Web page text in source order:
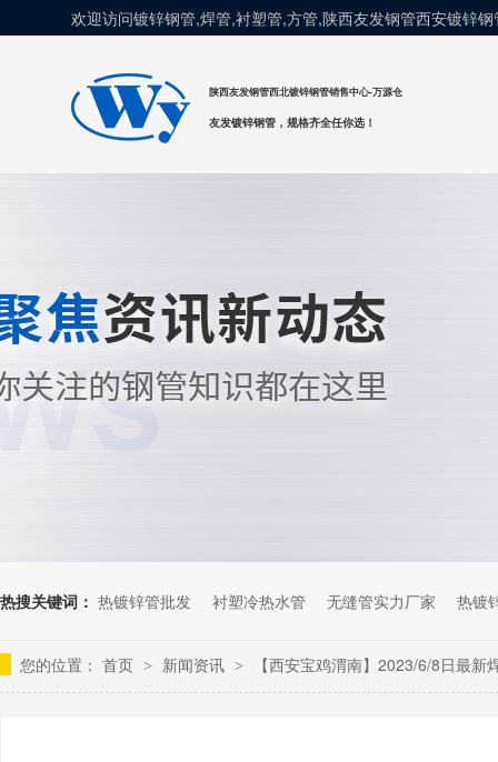
欢迎访问镀锌钢管,焊管,衬塑管,方管,陕西友发钢管西安镀锌
陕西友发钢管西北镀锌钢管销售中心-万源仓
友发镀锌钢管，规格齐全任你选！
热搜关键词： 热镀锌管批发 衬塑冷热水管 无缝管实力厂家 热镀
您的位置： 首页 > 新闻资讯 > 【西安宝鸡渭南】2023/6/8日最